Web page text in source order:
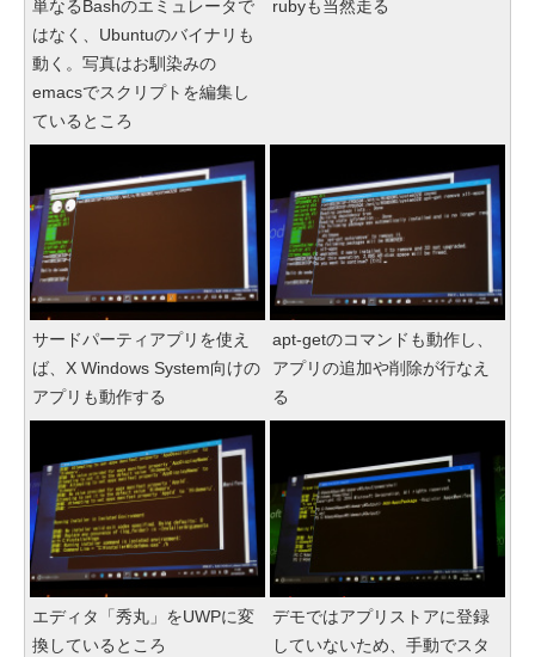
単なるBashのエミュレータで
はなく、Ubuntuのバイナリも
動く。写真はお馴染みの
emacsでスクリプトを編集し
ているところ
rubyも当然走る
サードパーティアプリを使え
ば、X Windows System向けの
アプリも動作する
apt-getのコマンドも動作し、
アプリの追加や削除が行なえ
る
エディタ「秀丸」をUWPに変
換しているところ
デモではアプリストアに登録
していないため、手動でスタ